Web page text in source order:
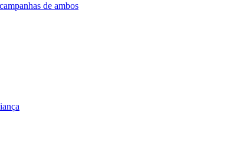
de ambos